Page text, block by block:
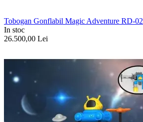
Tobogan Gonflabil Magic Adventure RD-02
In stoc
26.500,00 Lei